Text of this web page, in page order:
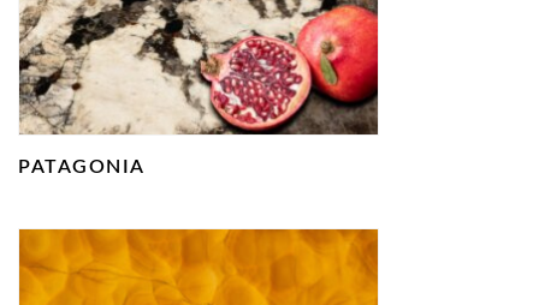
PATAGONIA